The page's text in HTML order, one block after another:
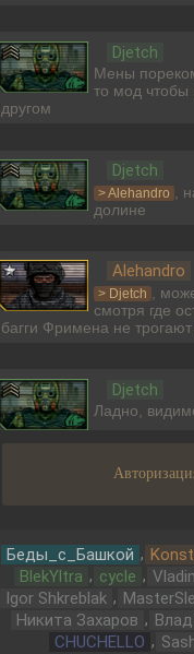
Djetch
Мены
то мод чтобы
другом
Djetch
> Alehandro ,
долине
Alehandro
> Djetch ,
смотря где
багги Фримена не трогают
Djetch
Ладно,
Djetch
Djetch
А че делать
угнали? В
Беды_с_Башкой ,
BlekYltra , cycle ,
Igor Shkreblak ,
Никита Захаров ,
CHUCHELLO ,